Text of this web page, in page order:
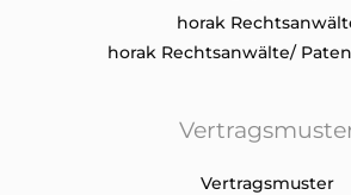
horak
horak Rechtsanwälte/
Vertragsmuster